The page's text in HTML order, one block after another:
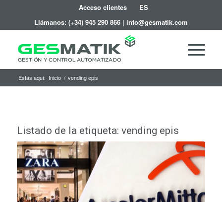
Acceso clientes
ES
Llámanos: (+34) 945 290 866| info@gesmatik.com
Estás aquí: Inicio / vending epis
Listado de la etiqueta: vending epis